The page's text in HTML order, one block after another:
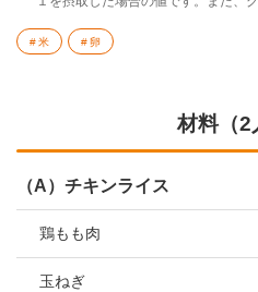
米 卵
材料（2
（A）チキンライス
鶏もも肉
玉ねぎ